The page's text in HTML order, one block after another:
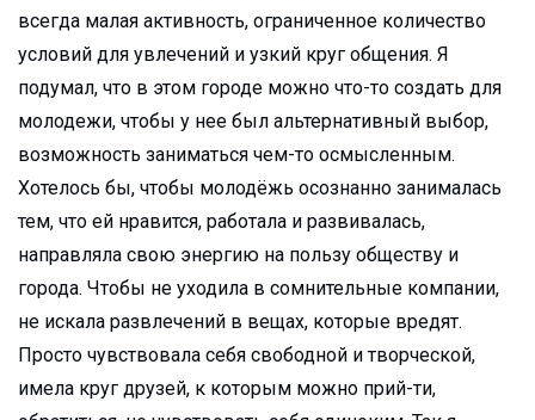
всегда малая активность, ограниченное количество
условий для увлечений и узкий круг общения. Я
подумал, что в этом городе можно что-то создать для
молодежи, чтобы у нее был альтернативный выбор,
возможность заниматься чем-то осмысленным.
Хотелось бы, чтобы молодёжь осознанно занималась
тем, что ей нравится, работала и развивалась,
направляла свою энергию на пользу обществу и
города. Чтобы не уходила в сомнительные компании,
не искала развлечений в вещах, которые вредят.
Просто чувствовала себя свободной и творческой,
имела круг друзей, к которым можно прий-ти,